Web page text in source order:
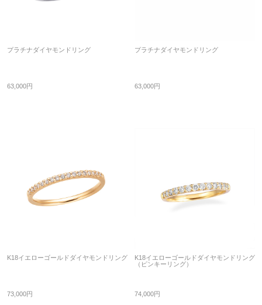
プラチナダイヤモンドリング
63,000円
プラチナダイヤモンドリング
63,000円
K18イエローゴールドダイヤモンドリング
73,000円
K18イエローゴールドダイヤモンドリング
（ピンキーリング）
74,000円